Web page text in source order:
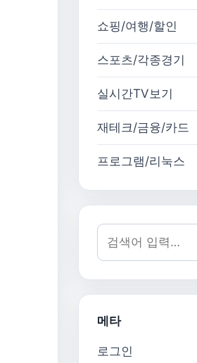
쇼핑/여행/할인
스포츠/각종경기
실시간TV보기
재테크/금융/카드
프로그램/리눅스
검색어:
메타
로그인